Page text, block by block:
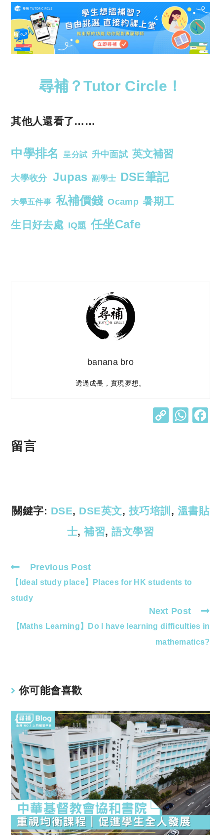
尋補？Tutor Circle！
其他人還看了……
中學排名 呈分試 升中面試 英文補習
大學收分 Jupas 副學士 DSE筆記
大學五件事 私補價錢 Ocamp 暑期工
生日好去處 IQ題 任坐Cafe
banana bro
透過成長，實現夢想。
C
k
W
p
留言
關鍵字: DSE, DSE英文, 技巧培訓 , 溫書貼
士, 補習, 語文學習
Read
more
articles
Previous Post
【Ideal study place】Places for HK students to
study
Next Post
【Maths Learning】Do I have learning difficulties in
mathematics?
你可能會喜歡